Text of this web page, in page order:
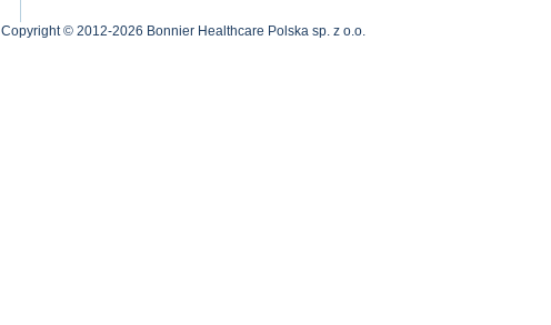
Copyright © 2012-2026 Bonnier Healthcare Polska sp. z o.o.